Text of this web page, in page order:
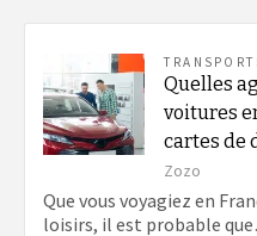
Quelles
voitures
cartes de
Zozo
Que vous voyagiez en
loisirs, il est probable